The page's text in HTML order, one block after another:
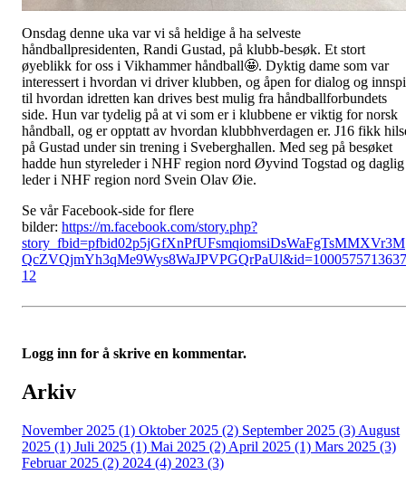
Onsdag denne uka var vi så heldige å ha selveste
håndballpresidenten, Randi Gustad, på klubb-besøk. Et stort
øyeblikk for oss i Vikhammer håndball🤩. Dyktig dame som var
interessert i hvordan vi driver klubben, og åpen for dialog og
til hvordan idretten kan drives best mulig fra håndballforbundets
side. Hun var tydelig på at vi som er i klubbene er viktig for norsk
håndball, og er opptatt av hvordan klubbhverdagen er. J16 fikk
på Gustad under sin trening i Sveberghallen. Med seg på besøket
hadde hun styreleder i NHF region nord Øyvind Togstad og daglig
leder i NHF region nord Svein Olav Øie.
Se vår Facebook-side for flere
bilder: https://m.facebook.com/story.php?
story_fbid=pfbid02p5jGfXnPfUFsmqiomsiDsWaFgTsMMXVr3M
QcZVQjmYh3qMe9Wys8WaJPVPGQrPaUl&id=1000575713637
12
Logg inn for å skrive en kommentar.
Arkiv
November 2025 (1) Oktober 2025 (2) September 2025 (3) August
2025 (1) Juli 2025 (1) Mai 2025 (2) April 2025 (1) Mars 2025 (3)
Februar 2025 (2) 2024 (4) 2023 (3)